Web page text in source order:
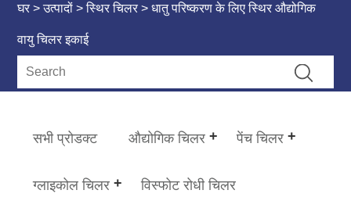
घर > उत्पादों >स्थिर चिलर > धातु परिष्करण के लिए स्थिर औद्योगिक
वायु चिलर इकाई
सभी प्रोडक्ट औद्योगिक चिलर पेंच चिलर
ग्लाइकोल चिलर विस्फोट रोधी चिलर